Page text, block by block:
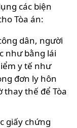
các biện
Tòa án:
dân, người
như bằng lái
y tế như
đơn ly hôn
thay thế để Tòa
giấy chứng